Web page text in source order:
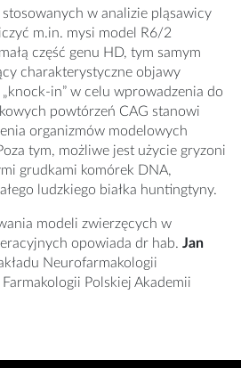
w analizie pląsawicy
m.in. mysi model R6/2
część genu HD, tym samym
charakterystyczne objawy
in” w celu wprowadzenia do
powtórzeń CAG stanowi
organizmów modelowych
tym, możliwe jest użycie gryzoni
grudkami komórek DNA,
ludzkiego białka huntingtyny.
modeli zwierzęcych w
opowiada dr hab. Jan
Neurofarmakologii
Polskiej Akademii